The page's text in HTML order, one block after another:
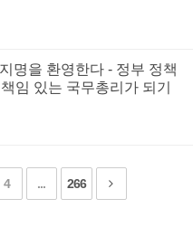
명을 환영한다 - 정부 정책
임 있는 국무총리가 되기
4 ... 266